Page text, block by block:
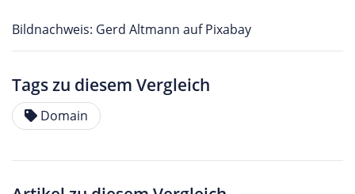
Bildnachweis: Gerd Altmann auf Pixabay
Tags zu diesem Vergleich
Domain